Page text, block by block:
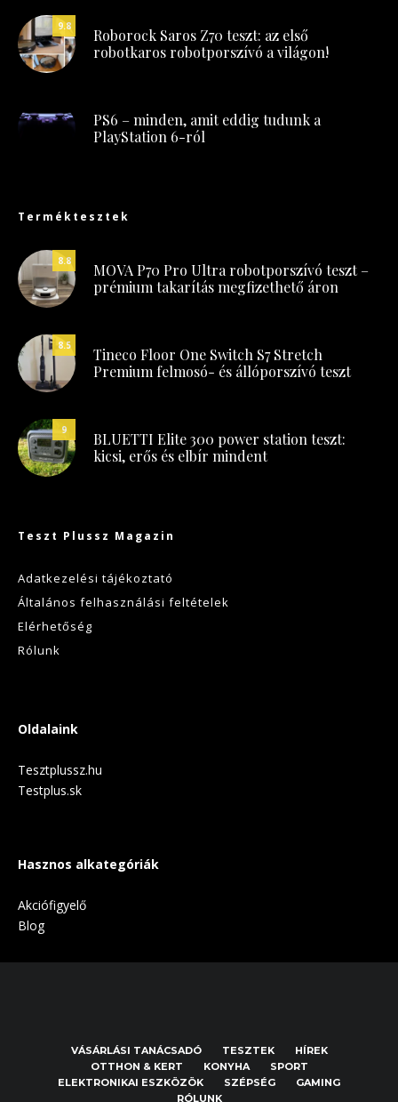
9.8
Roborock Saros Z70 teszt: az első
robotkaros robotporszívó a világon!
PS6 – minden, amit eddig tudunk a
PlayStation 6-ról
Terméktesztek
8.8
MOVA P70 Pro Ultra robotporszívó teszt –
prémium takarítás megfizethető áron
8.5
Tineco Floor One Switch S7 Stretch
Premium felmosó- és állóporszívó teszt
9
BLUETTI Elite 300 power station teszt:
kicsi, erős és elbír mindent
Teszt Plussz Magazin
Adatkezelési tájékoztató
Általános felhasználási feltételek
Elérhetőség
Rólunk
Oldalaink
Tesztplussz.hu
Testplus.sk
Hasznos alkategóriák
Akciófigyelő
Blog
VÁSÁRLÁSI TANÁCSADÓ TESZTEK
HÍREK
OTTHON & KERT
KONYHA
SPORT
ELEKTRONIKAI ESZKÖZÖK
SZÉPSÉG
GAMING
RÓLUNK